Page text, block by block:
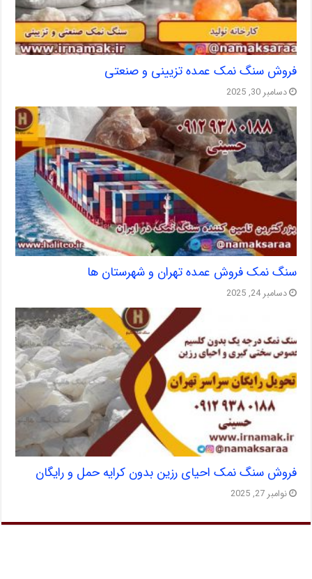
فروش سنگ نمک عمده تزیینی و صنعتی
دسامبر 30, 2025
سنگ نمک فروش عمده تهران و شهرستان ها
دسامبر 24, 2025
فروش سنگ نمک احیای رزین بدون کرایه حمل و رایگان
نوامبر 27, 2025